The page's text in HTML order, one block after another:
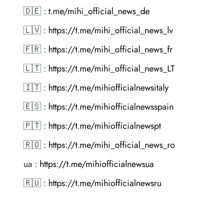
🇩🇪 : t.me/mihi_official_news_de
🇱🇻 : https://t.me/mihi_official_news_lv
🇫🇷 : https://t.me/mihi_official_news_fr
🇱🇹 : https://t.me/mihi_official_news_LT
🇮🇹 : https://t.me/mihiofficialnewsitaly
🇪🇸 : https://t.me/mihiofficialnewsspain
🇵🇹 : https://t.me/mihiofficialnewspt
🇷🇴 : https://t.me/mihi_official_news_ro
ua : https://t.me/mihiofficialnewsua
🇷🇺 : https://t.me/mihiofficialnewsru